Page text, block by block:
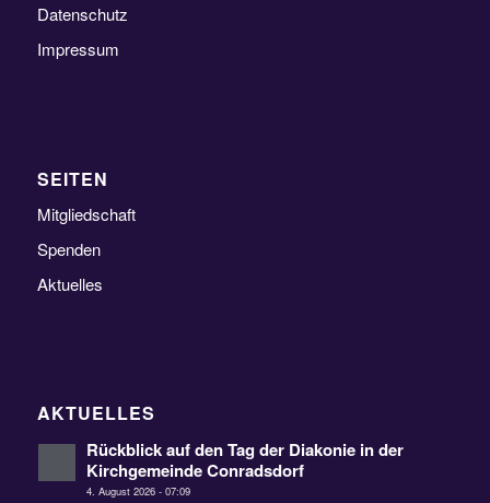
Datenschutz
Impressum
SEITEN
Mitgliedschaft
Spenden
Aktuelles
AKTUELLES
Rückblick auf den Tag der Diakonie in der
Kirchgemeinde Conradsdorf
4. August 2026 - 07:09